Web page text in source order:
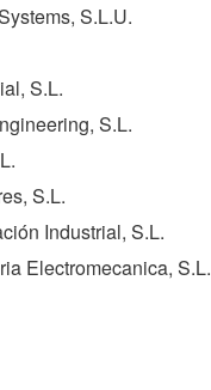
S.L.U.
S.L.
S.L.
S.L.
Industrial, S.L.
Electromecanica, S.L.